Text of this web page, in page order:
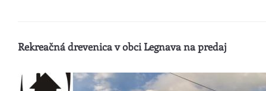
Rekreačná drevenica v obci Legnava na predaj